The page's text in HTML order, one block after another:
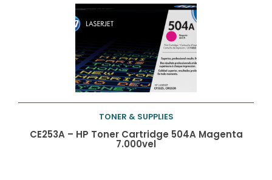
Toevoegen aan
TONER & SUPPLIES
CE253A – HP Toner Cartridge 504A Magenta
7.000vel